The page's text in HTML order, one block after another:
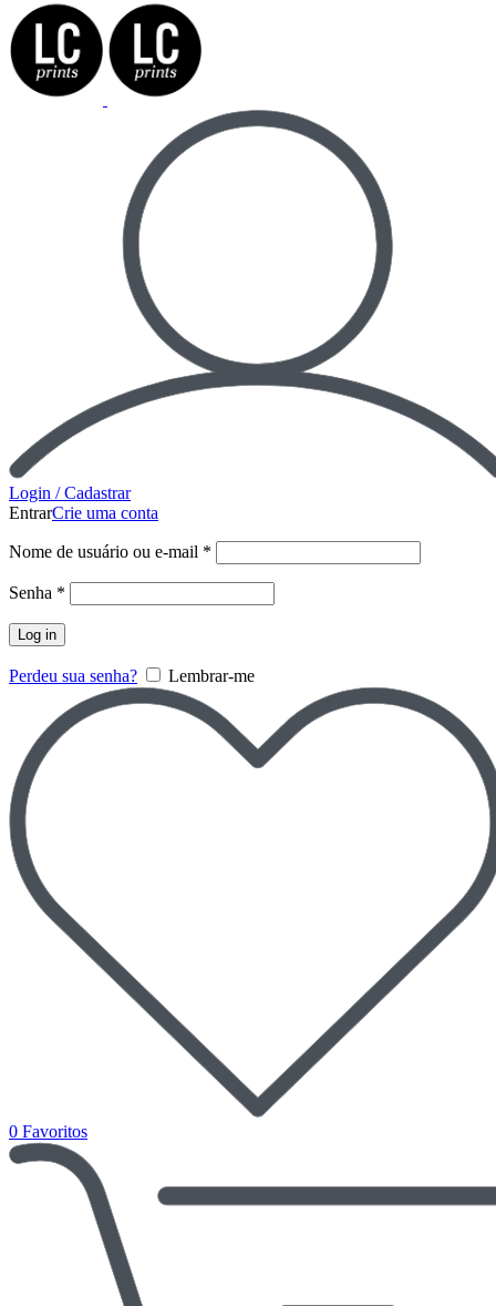
Login / Cadastrar
EntrarCrie uma conta
Nome de usuário ou e-mail *
Senha *
Log in
Perdeu sua senha? Lembrar-me
0 Favoritos